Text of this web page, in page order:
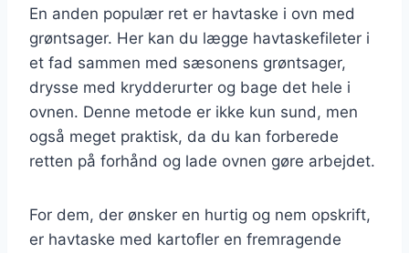
En anden populær ret er havtaske i ovn med
grøntsager. Her kan du lægge havtaskefileter i
et fad sammen med sæsonens grøntsager,
drysse med krydderurter og bage det hele i
ovnen. Denne metode er ikke kun sund, men
også meget praktisk, da du kan forberede
retten på forhånd og lade ovnen gøre arbejdet.
For dem, der ønsker en hurtig og nem opskrift,
er havtaske med kartofler en fremragende